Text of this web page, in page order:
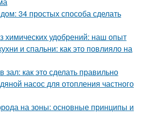
34 простых способа сделать
химических удобрений: наш опыт
и спальни: как это повлияло на
зал: как это сделать правильно
насос для отопления частного
на зоны: основные принципы и